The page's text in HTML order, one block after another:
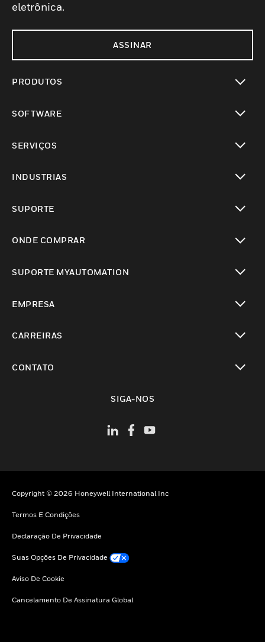
eletrônica.
ASSINAR
PRODUTOS
SOFTWARE
SERVIÇOS
INDUSTRIAS
SUPORTE
ONDE COMPRAR
SUPORTE MYAUTOMATION
EMPRESA
CARREIRAS
CONTATO
SIGA-NOS
Copyright © 2026 Honeywell International Inc
Termos E Condições
Declaração De Privacidade
Suas Opções De Privacidade
Aviso De Cookie
Cancelamento De Assinatura Global